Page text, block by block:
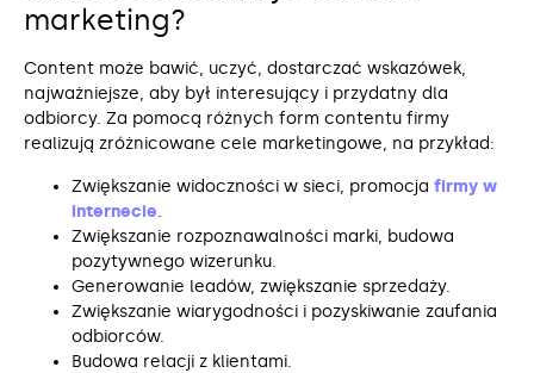
marketing?
Content może bawić, uczyć, dostarczać wskazówek,
najważniejsze, aby był interesujący i przydatny dla
odbiorcy. Za pomocą różnych form contentu firmy
realizują zróżnicowane cele marketingowe, na przykład:
Zwiększanie widoczności w sieci, promocja firmy w
internecie.
Zwiększanie rozpoznawalności marki, budowa
pozytywnego wizerunku.
Generowanie leadów, zwiększanie sprzedaży.
Zwiększanie wiarygodności i pozyskiwanie zaufania
odbiorców.
Budowa relacji z klientami.